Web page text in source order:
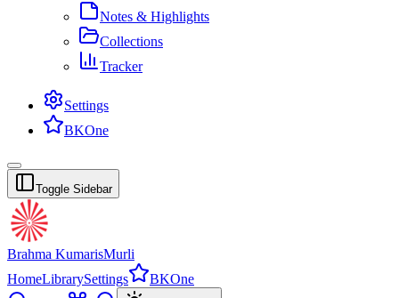
Notes & Highlights
Collections
Tracker
Settings
BKOne
Toggle Sidebar
Brahma KumarisMurli
HomeLibrarySettings
BKOne